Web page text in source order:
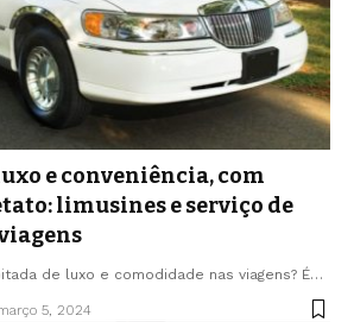
e conveniência, com
limusines e serviço de
de luxo e comodidade nas viagens? É…
5, 2024